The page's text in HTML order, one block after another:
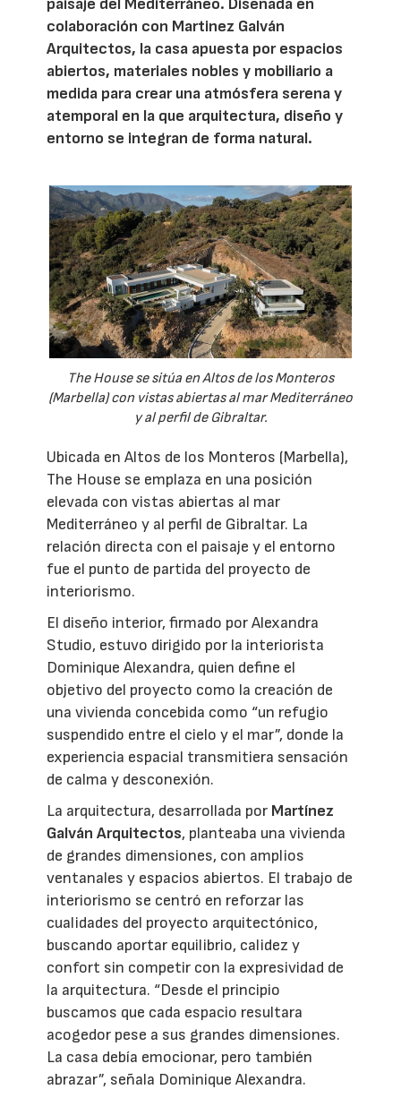
paisaje del Mediterráneo. Diseñada en
colaboración con Martinez Galván
Arquitectos, la casa apuesta por espacios
abiertos, materiales nobles y mobiliario a
medida para crear una atmósfera serena y
atemporal en la que arquitectura, diseño y
entorno se integran de forma natural.
The House se sitúa en Altos de los Monteros
(Marbella) con vistas abiertas al mar Mediterráneo
y al perfil de Gibraltar.
Ubicada en Altos de los Monteros (Marbella),
The House se emplaza en una posición
elevada con vistas abiertas al mar
Mediterráneo y al perfil de Gibraltar. La
relación directa con el paisaje y el entorno
fue el punto de partida del proyecto de
interiorismo.
El diseño interior, firmado por Alexandra
Studio, estuvo dirigido por la interiorista
Dominique Alexandra, quien define el
objetivo del proyecto como la creación de
una vivienda concebida como “un refugio
suspendido entre el cielo y el mar”, donde la
experiencia espacial transmitiera sensación
de calma y desconexión.
La arquitectura, desarrollada por Martínez
Galván Arquitectos, planteaba una vivienda
de grandes dimensiones, con amplios
ventanales y espacios abiertos. El trabajo de
interiorismo se centró en reforzar las
cualidades del proyecto arquitectónico,
buscando aportar equilibrio, calidez y
confort sin competir con la expresividad de
la arquitectura. “Desde el principio
buscamos que cada espacio resultara
acogedor pese a sus grandes dimensiones.
La casa debía emocionar, pero también
abrazar”, señala Dominique Alexandra.